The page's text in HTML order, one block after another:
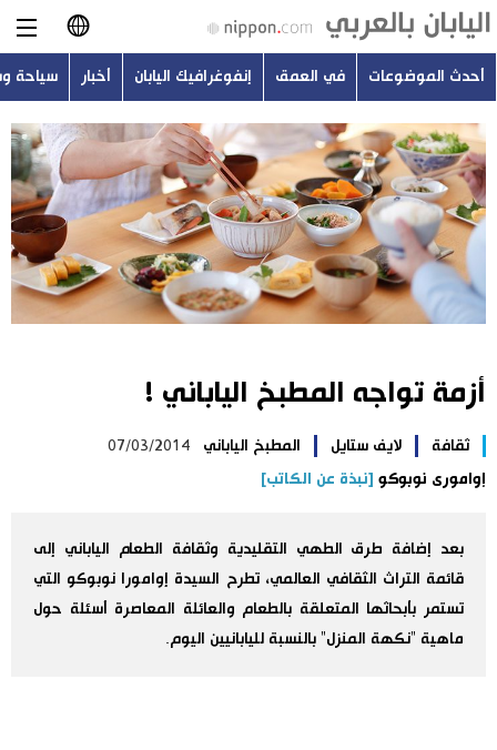
日本語
English
简体字
繁體字
Français
أحدث الموضوعات
في العمق
أخبار
مانغا وأنيمي
أحدث الموضوعات في العمق إنفوغرافيك اليابان أخبار سياحة
أزمة تواجه المطبخ الياباني !
ثقافة لايف ستايل المطبخ الياباني
07/03/2014
إوامورى نوبوكو [نبذة عن الكاتب]
بعد إضافة طرق الطهي التقليدية وثقافة الطعام الياباني إلى
قائمة التراث الثقافي العالمي، تطرح السيدة إوامورا نوبوكو التي
تستمر بأبحاثها المتعلقة بالطعام والعائلة المعاصرة أسئلة حول
ماهية "نكهة المنزل" بالنسبة لليابانيين اليوم.